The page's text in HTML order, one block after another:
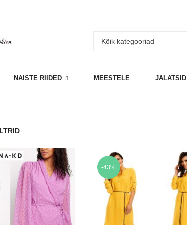
NAISTE RIIDED MEESTELE JALATSID
-43%